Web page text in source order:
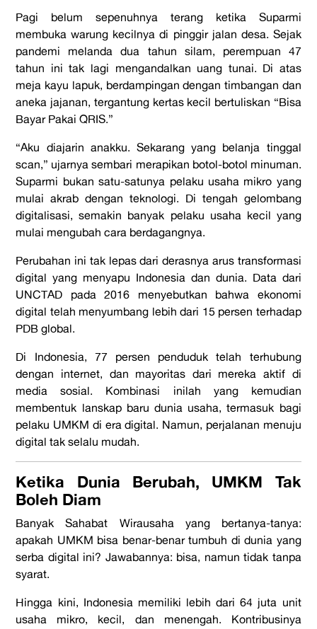
Pagi belum sepenuhnya terang ketika Suparmi
membuka warung kecilnya di pinggir jalan desa. Sejak
pandemi melanda dua tahun silam, perempuan 47
tahun ini tak lagi mengandalkan uang tunai. Di atas
meja kayu lapuk, berdampingan dengan timbangan dan
aneka jajanan, tergantung kertas kecil bertuliskan “Bisa
Bayar Pakai QRIS.”
“Aku diajarin anakku. Sekarang yang belanja tinggal
scan,” ujarnya sembari merapikan botol-botol minuman.
Suparmi bukan satu-satunya pelaku usaha mikro yang
mulai akrab dengan teknologi. Di tengah gelombang
digitalisasi, semakin banyak pelaku usaha kecil yang
mulai mengubah cara berdagangnya.
Perubahan ini tak lepas dari derasnya arus transformasi
digital yang menyapu Indonesia dan dunia. Data dari
UNCTAD pada 2016 menyebutkan bahwa ekonomi
digital telah menyumbang lebih dari 15 persen terhadap
PDB global.
Di Indonesia, 77 persen penduduk telah terhubung
dengan internet, dan mayoritas dari mereka aktif di
media sosial. Kombinasi inilah yang kemudian
membentuk lanskap baru dunia usaha, termasuk bagi
pelaku UMKM di era digital. Namun, perjalanan menuju
digital tak selalu mudah.
Ketika Dunia Berubah, UMKM Tak
Boleh Diam
Banyak Sahabat Wirausaha yang bertanya-tanya:
apakah UMKM bisa benar-benar tumbuh di dunia yang
serba digital ini? Jawabannya: bisa, namun tidak tanpa
syarat.
Hingga kini, Indonesia memiliki lebih dari 64 juta unit
usaha mikro, kecil, dan menengah. Kontribusinya